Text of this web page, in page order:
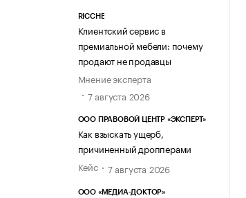
RICCHE
Клиентский сервис в
премиальной мебели: почему
продают не продавцы
Мнение эксперта
7 августа 2026
ООО ПРАВОВОЙ ЦЕНТР «ЭКСПЕРТ»
Как взыскать ущерб,
причиненный дропперами
Кейс
7 августа 2026
ООО «МЕДИА-ДОКТОР»